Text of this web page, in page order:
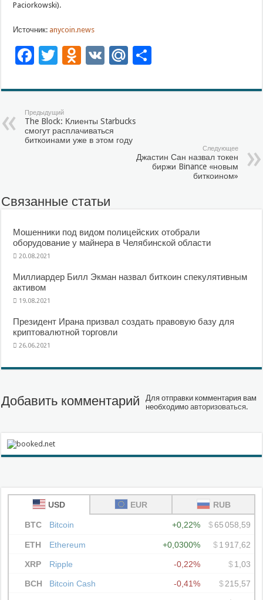
Paciorkowski).
Источник: anycoin.news
Facebook
Twitter
Odnoklassniki
VK Mail.Ru
Предыдущий
The Block: Клиенты Starbucks
смогут расплачиваться
биткоинами уже в этом году
Следующее
Джастин Сан назвал токен
биржи Binance «новым
биткоином»
Связанные статьи
Мошенники под видом полицейских отобрали
оборудование у майнера в Челябинской области
20.08.2021
Миллиардер Билл Экман назвал биткоин спекулятивным
активом
19.08.2021
Президент Ирана призвал создать правовую базу для
криптовалютной торговли
26.06.2021
Добавить комментарий
Для отправки комментария вам
необходимоавторизоваться.